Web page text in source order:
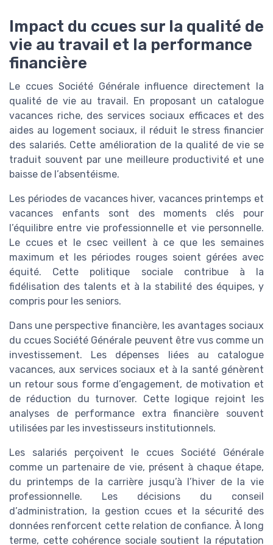
Impact du ccues sur la qualité de
vie au travail et la performance
financière
Le ccues Société Générale influence directement la
qualité de vie au travail. En proposant un catalogue
vacances riche, des services sociaux efficaces et des
aides au logement sociaux, il réduit le stress financier
des salariés. Cette amélioration de la qualité de vie se
traduit souvent par une meilleure productivité et une
baisse de l’absentéisme.
Les périodes de vacances hiver, vacances printemps et
vacances enfants sont des moments clés pour
l’équilibre entre vie professionnelle et vie personnelle.
Le ccues et le csec veillent à ce que les semaines
maximum et les périodes rouges soient gérées avec
équité. Cette politique sociale contribue à la
fidélisation des talents et à la stabilité des équipes, y
compris pour les seniors.
Dans une perspective financière, les avantages sociaux
du ccues Société Générale peuvent être vus comme un
investissement. Les dépenses liées au catalogue
vacances, aux services sociaux et à la santé génèrent
un retour sous forme d’engagement, de motivation et
de réduction du turnover. Cette logique rejoint les
analyses de performance extra financière souvent
utilisées par les investisseurs institutionnels.
Les salariés perçoivent le ccues Société Générale
comme un partenaire de vie, présent à chaque étape,
du printemps de la carrière jusqu’à l’hiver de la vie
professionnelle. Les décisions du conseil
d’administration, la gestion ccues et la sécurité des
données renforcent cette relation de confiance. À long
terme, cette cohérence sociale soutient la réputation